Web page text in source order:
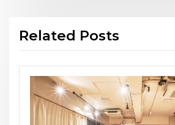
Related Posts
お知らせ
THE